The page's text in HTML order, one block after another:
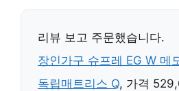
리뷰 보고 주문했습니다.
장인가구 슈프레 EG W 메
독립매트리스 Q, 가격